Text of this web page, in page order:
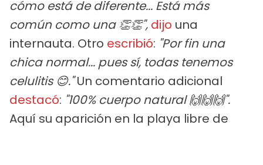
cómo está de diferente... Está más
común como una 👏👏", dijo una
internauta. Otro escribió: "Por fin una
chica normal... pues sí, todas tenemos
celulitis 😊."Un comentario adicional
destacó: "100% cuerpo natural 🙌🙌🙌".
Aquí su aparición en la playa libre de